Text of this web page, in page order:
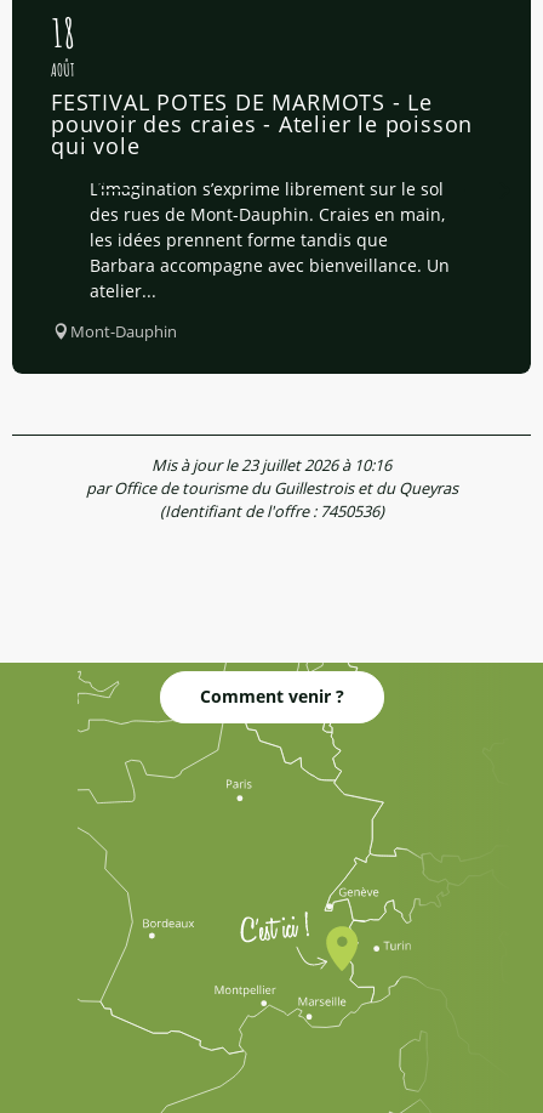
18
AOÛT
FESTIVAL POTES DE MARMOTS - Le
pouvoir des craies - Atelier le poisson
qui vole
L’imagination s’exprime librement sur le sol
des rues de Mont-Dauphin. Craies en main,
les idées prennent forme tandis que
Barbara accompagne avec bienveillance. Un
atelier...
Mont-Dauphin
Mis à jour le 23 juillet 2026 à 10:16
par Office de tourisme du Guillestrois et du Queyras
(Identifiant de l'offre : 7450536)
Comment venir ?